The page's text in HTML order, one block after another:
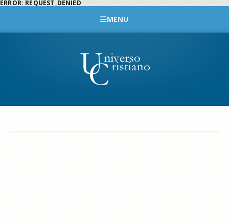
ERROR: REQUEST_DENIED
MENU